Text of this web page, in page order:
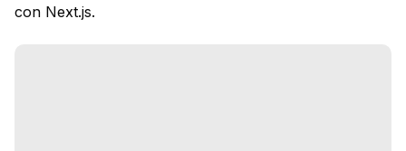
con Next.js.